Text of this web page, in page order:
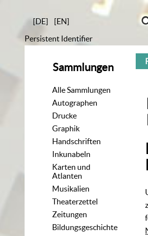
[DE]
[EN]
Persistent Identifier
Sammlungen
Alle Sammlungen
Autographen
Drucke
Graphik
Handschriften
Inkunabeln
Karten und
Atlanten
Musikalien
Theaterzettel
Zeitungen
Bildungsgeschichte